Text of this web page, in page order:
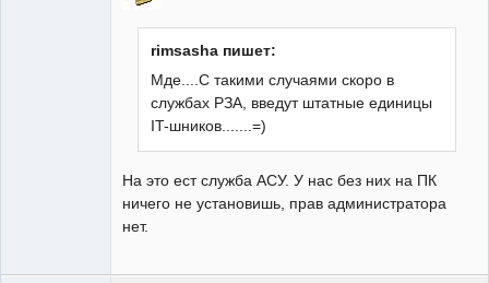
rimsasha пишет:
Мде....С такими случаями скоро в
службах РЗА, введут штатные единицы
IT-шников.......=)
На это ест служба АСУ. У нас без них на ПК
ничего не установишь, прав администратора
нет.